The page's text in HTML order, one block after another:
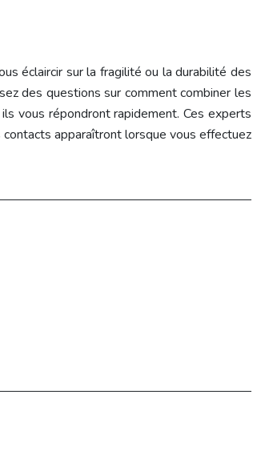
éclaircir sur la fragilité ou la durabilité des
des questions sur comment combiner les
vous répondront rapidement. Ces experts
apparaîtront lorsque vous effectuez